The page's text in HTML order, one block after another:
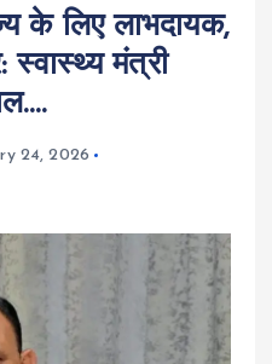
के लिए लाभदायक,
स्वास्थ्य मंत्री
24, 2026